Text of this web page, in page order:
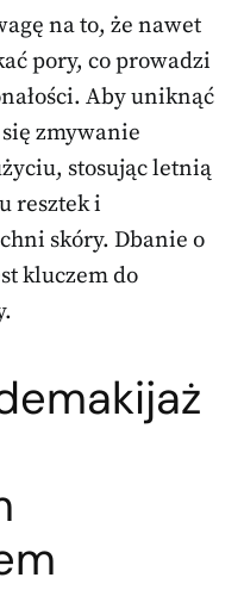
na to, że nawet
pory, co prowadzi
Aby uniknąć
zmywanie
stosując letnią
resztek i
skóry. Dbanie o
kluczem do